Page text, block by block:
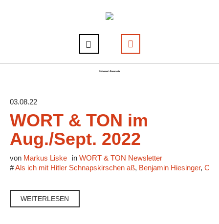
Schlagwort: Documenta
03.08.22
WORT & TON im
Aug./Sept. 2022
von Markus Liske in WORT & TON Newsletter
#Als ich mit Hitler Schnapskirschen aß, Benjamin Hiesinger,
WEITERLESEN